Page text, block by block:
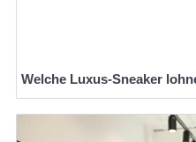
Welche Luxus-Sneaker